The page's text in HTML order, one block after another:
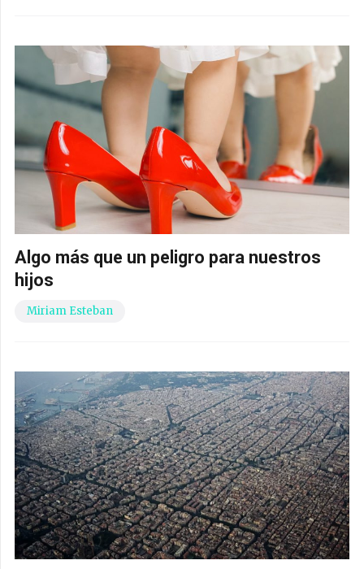
Algo más que un peligro para nuestros
hijos
Miriam Esteban